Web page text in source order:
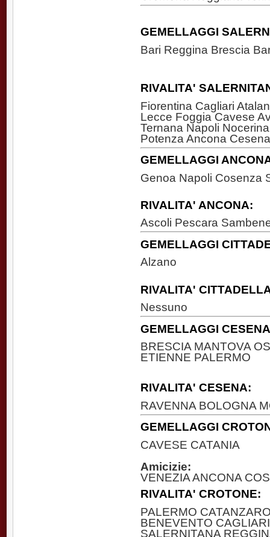
GEMELLAGGI
Bari Reggina Brescia
RIVALITA'
Fiorentina Cagliari
Lecce Foggia Cavese
Ternana Napoli
Potenza Ancona Cesena
GEMELLAGGI
Genoa Napoli Cosenza
RIVALITA' ANCONA:
Ascoli Pescara
GEMELLAGGI
Alzano
RIVALITA'
Nessuno
GEMELLAGGI
BRESCIA MANTOVA
ETIENNE PALERMO
RIVALITA' CESENA:
RAVENNA BOLOGNA
GEMELLAGGI
CAVESE CATANIA
Amicizie:
VENEZIA ANCONA
RIVALITA' CROTONE:
PALERMO
BENEVENTO
SALERNITANA